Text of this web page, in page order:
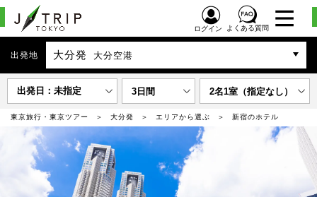
ログイン よくある質問
出発地 大分発 大分空港
出発日：未指定 3日間 2名1室（指定なし）
東京旅行・東京ツアー 大分発 エリアから選ぶ 新宿のホテル